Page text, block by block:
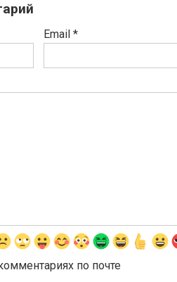
Email *
по почте